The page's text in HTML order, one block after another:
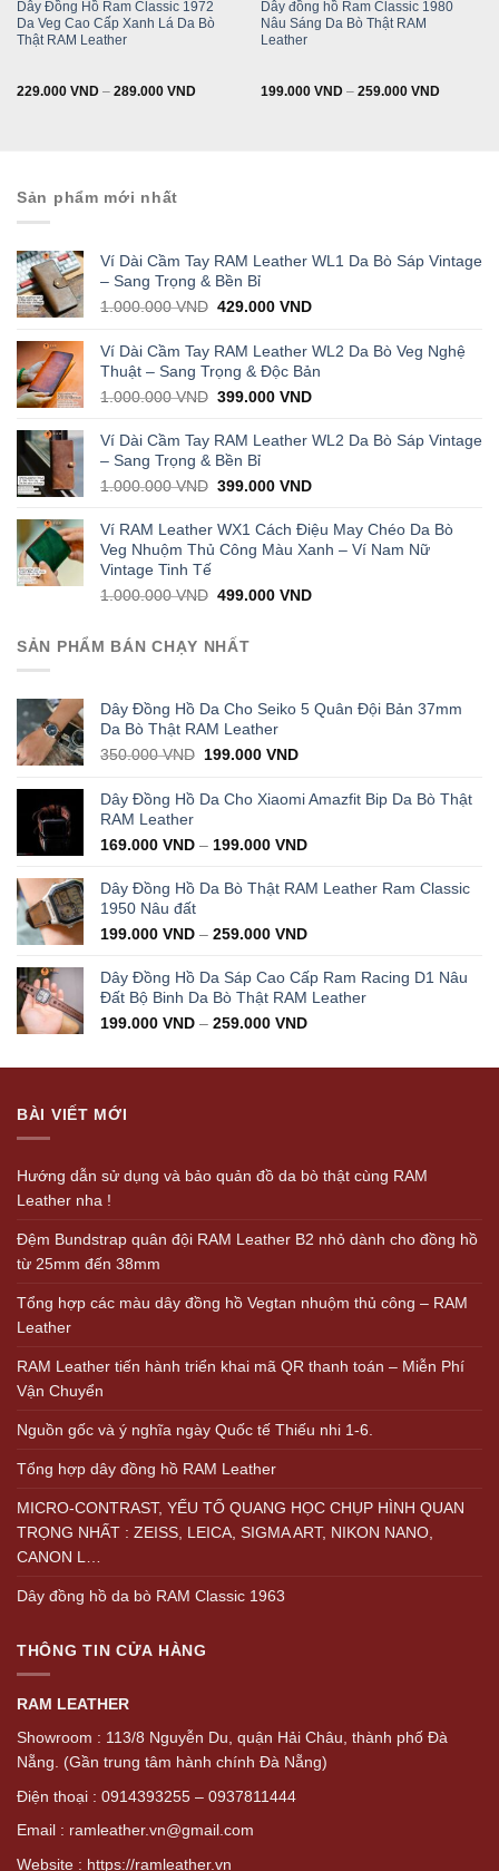
Dây Đồng Hồ Ram Classic 1972
Da Veg Cao Cấp Xanh Lá Da Bò
Thật RAM Leather
229.000 VND– 289.000 VND
Dây đồng hồ Ram Classic 1980
Nâu Sáng Da Bò Thật RAM
Leather
199.000 VND– 259.000 VND
Sản phẩm mới nhất
Ví Dài Cầm Tay RAM Leather WL1 Da Bò Sáp Vintage
– Sang Trọng & Bền Bỉ
1.000.000VND Original
was:
1.000.000 VND.
429.000VNDCurrent
is:
429.000 VND.
Ví Dài Cầm Tay RAM Leather WL2 Da Bò Veg Nghệ
Thuật – Sang Trọng & Độc Bản
1.000.000VND Original
was:
1.000.000 VND.
399.000VNDCurrent
is:
Ví Dài Cầm Tay RAM Leather WL2 Da Bò Sáp Vintage
– Sang Trọng & Bền Bỉ
1.000.000VND Original
was:
1.000.000 VND.
399.000VNDCurrent
is:
399.000 VND.
Ví RAM Leather WX1 Cách Điệu May Chéo Da Bò
Veg Nhuộm Thủ Công Màu Xanh – Ví Nam Nữ
Vintage Tinh Tế
1.000.000VND Original
was:
1.000.000 VND.
499.000VNDCurrent
SẢN PHẨM BÁN CHẠY NHẤT
Dây Đồng Hồ Da Cho Seiko 5 Quân Đội Bản 37mm
Da Bò Thật RAM Leather
350.000VND Original
was:
199.000VNDCurrent
is:
199.000 VND.
Dây Đồng Hồ Da Cho Xiaomi Amazfit Bip Da Bò Thật
RAM Leather
169.000 VND – 199.000 VND
Dây Đồng Hồ Da Bò Thật RAM Leather Ram Classic
1950 Nâu đất
199.000 VND – 259.000 VND
Dây Đồng Hồ Da Sáp Cao Cấp Ram Racing D1 Nâu
Đất Bộ Binh Da Bò Thật RAM Leather
199.000 VND – 259.000 VND
BÀI VIẾT MỚI
Hướng dẫn sử dụng và bảo quản đồ da bò thật cùng RAM
Leather nha !
Đệm Bundstrap quân đội RAM Leather B2 nhỏ dành cho đồng hồ
từ 25mm đến 38mm
Tổng hợp các màu dây đồng hồ Vegtan nhuộm thủ công – RAM
Leather
RAM Leather tiến hành triển khai mã QR thanh toán – Miễn Phí
Vận Chuyển
Nguồn gốc và ý nghĩa ngày Quốc tế Thiếu nhi 1-6.
Tổng hợp dây đồng hồ RAM Leather
MICRO-CONTRAST, YẾU TỐ QUANG HỌC CHỤP HÌNH QUAN
TRỌNG NHẤT : ZEISS, LEICA, SIGMA ART, NIKON NANO,
CANON L…
Dây đồng hồ da bò RAM Classic 1963
THÔNG TIN CỬA HÀNG
RAM LEATHER
Showroom : 113/8 Nguyễn Du, quận Hải Châu, thành phố Đà
Nẵng. (Gần trung tâm hành chính Đà Nẵng)
Điện thoại : 0914393255 – 0937811444
Email : ramleather.vn@gmail.com
Website : https://ramleather.vn